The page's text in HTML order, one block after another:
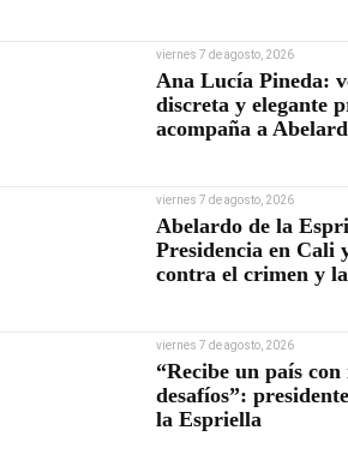
viernes 7 de agosto, 2026
Ana Lucía Pineda:
discreta y elegante
acompaña a
viernes 7 de agosto, 2026
Abelardo de la
Presidencia en Cali
contra el crimen y
viernes 7 de agosto, 2026
“Recibe un país
desafíos”:
la Espriella